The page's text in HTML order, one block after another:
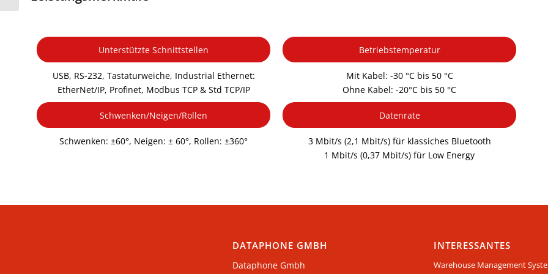
Unterstützte Schnittstellen
USB, RS-232, Tastaturweiche, Industrial Ethernet:
EtherNet/IP, Profinet, Modbus TCP & Std TCP/IP
Schwenken/Neigen/Rollen
Schwenken: ±60°, Neigen: ± 60°, Rollen: ±360°
Betriebstemperatur
Mit Kabel: -30 °C bis 50 °C
Ohne Kabel: -20°C bis 50 °C
Datenrate
3 Mbit/s (2,1 Mbit/s) für klassiches Bluetooth
1 Mbit/s (0,37 Mbit/s) für Low Energy
DATAPHONE GMBH
Dataphone Gmbh
INTERESSANTES
Warehouse Management